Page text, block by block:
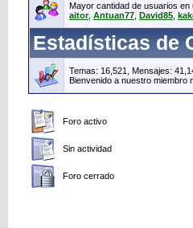
Mayor cantidad de usuarios
aitor, Antuan77 David85
Estadísticas de
Temas: 16,521, Mensajes:
Bienvenido a nuestro miembro
Foro activo
Sin actividad
Foro cerrado